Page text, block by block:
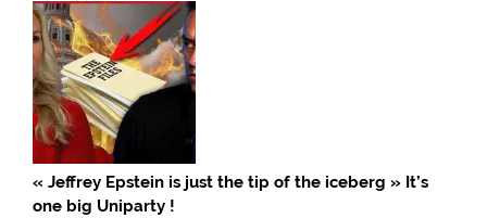
« Jeffrey Epstein is just the tip of the iceberg » It’s
one big Uniparty !